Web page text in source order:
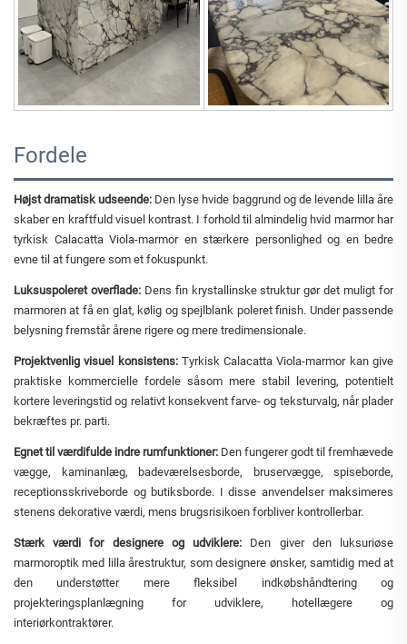
Fordele
Højst dramatisk udseende: Den lyse hvide baggrund og de levende lilla åre
skaber en kraftfuld visuel kontrast. I forhold til almindelig hvid marmor har
tyrkisk Calacatta Viola-marmor en stærkere personlighed og en bedre
evne til at fungere som et fokuspunkt.
Luksuspoleret overflade: Dens fin krystallinske struktur gør det muligt for
marmoren at få en glat, kølig og spejlblank poleret finish. Under passende
belysning fremstår årene rigere og mere tredimensionale.
Projektvenlig visuel konsistens: Tyrkisk Calacatta Viola-marmor kan give
praktiske kommercielle fordele såsom mere stabil levering, potentielt
kortere leveringstid og relativt konsekvent farve- og teksturvalg, når plader
bekræftes pr. parti.
Egnet til værdifulde indre rumfunktioner: Den fungerer godt til fremhævede
vægge, kaminanlæg, badeværelsesborde, bruservægge, spiseborde,
receptionsskriveborde og butiksborde. I disse anvendelser maksimeres
stenens dekorative værdi, mens brugsrisikoen forbliver kontrollerbar.
Stærk værdi for designere og udviklere: Den giver den luksuriøse
marmoroptik med lilla årestruktur, som designere ønsker, samtidig med at
den understøtter mere fleksibel indkøbshåndtering og
projekteringsplanlægning for udviklere, hotellægere og
interiørkontraktører.